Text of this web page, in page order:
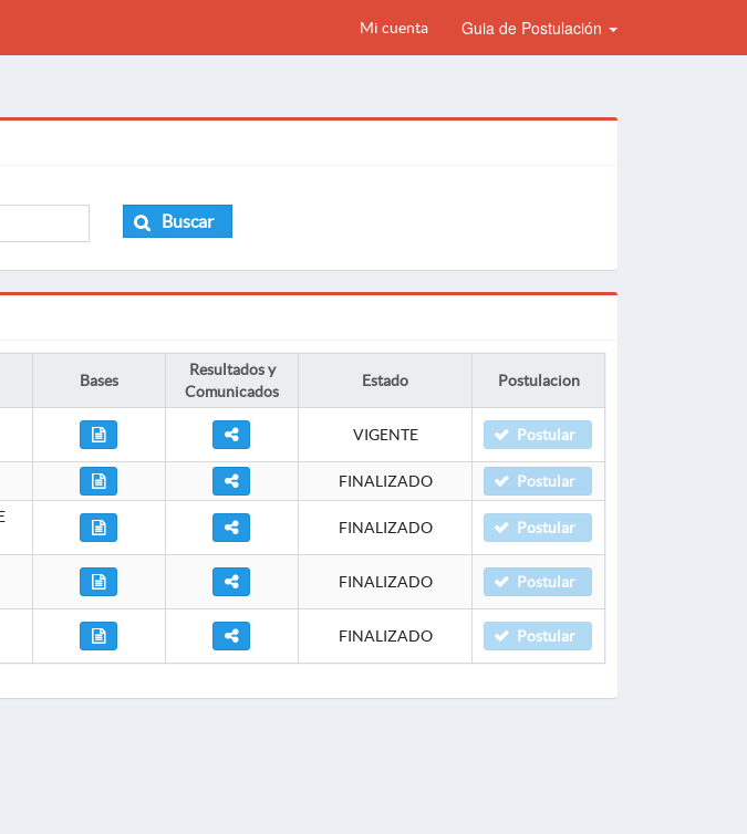
Mi cuenta Guia de Postulación
Buscar
Bases
Resultados y
Comunicados
Estado Postulacion
VIGENTE Postular
FINALIZADO Postular
FINALIZADO Postular
FINALIZADO Postular
FINALIZADO Postular